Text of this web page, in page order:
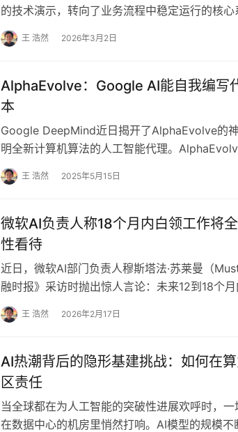
的技术演示，转向了业务流程中稳定运行的核
统故障带来的真实代价——从医疗场…
王 浩然 2026年3月2日
AlphaEvolve：Google AI能自我编写
本
Google DeepMind近日揭开了AlphaEvolve的
明全新计算机算法的人工智能代理。
王 浩然 2025年5月15日
微软AI负责人称18个月内白领工作将
性看待
近日，微软AI部门负责人穆斯塔法·苏莱曼（
融时报》采访时抛出惊人言论：未来12到18个月
的计算机相关工作将实…
王 浩然 2026年2月17日
AI热潮背后的隐形基建挑战：如何在
区责任
当全球都在为人工智能的突破性进展欢呼时，
在数据中心的机房里悄然打响。AI模型的规模不